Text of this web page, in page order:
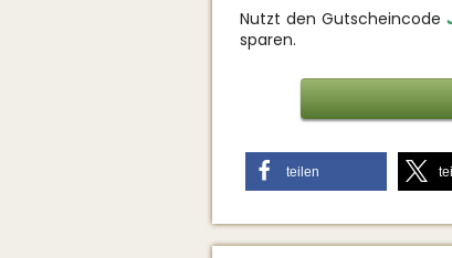
Nutzt den Gutscheincode
sparen.
teilen